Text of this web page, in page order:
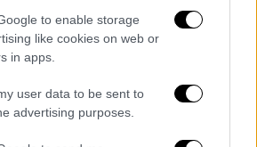
to enable storage
like cookies on web or
in apps.
user data to be sent to
advertising purposes.
Αναζητείστε και
σε εκτέλεση φάουλ του
«γκολ» και που το VAR
γιατί ίχνος ράχης
τη φάση! Αστειότητες!
καλός συνάδελφος Κώστας